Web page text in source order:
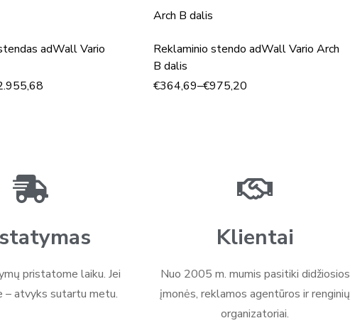
adWall Vario
Reklaminio stendo adWall Vario Arch
B dalis
€364,69–€975,20
pristatome laiku. Jei
– atvyks sutartu metu.
Klientai
Nuo 2005 m. mumis pasitiki didžiosios
įmonės, reklamos agentūros ir renginių
organizatoriai.